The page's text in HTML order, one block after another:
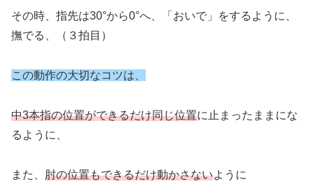
その時、指先は30°から0°へ、「おいで」をするように、
撫でる、（３拍目）
この動作の大切なコツは、
中3本指の位置ができるだけ同じ位置に止まったままにな
るように、
また、 肘の位置もできるだけ動かさないように